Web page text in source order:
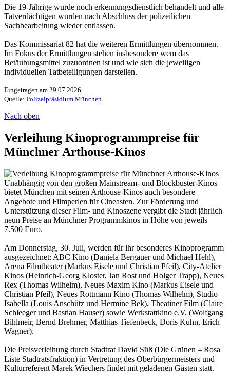
Die 19-Jährige wurde noch erkennungsdienstlich behandelt und alle
Tatverdächtigen wurden nach Abschluss der polizeilichen
Sachbearbeitung wieder entlassen.
Das Kommissariat 82 hat die weiteren Ermittlungen übernommen.
Im Fokus der Ermittlungen stehen insbesondere wem das
Betäubungsmittel zuzuordnen ist und wie sich die jeweiligen
individuellen Tatbeteiligungen darstellen.
Eingetragen am 29.07.2026
Quelle: Polizeipräsidium München
Nach oben
Verleihung Kinoprogrammpreise für
Münchner Arthouse-Kinos
Unabhängig von den großen Mainstream- und Blockbuster-Kinos
bietet München mit seinen Arthouse-Kinos auch besondere
Angebote und Filmperlen für Cineasten. Zur Förderung und
Unterstützung dieser Film- und Kinoszene vergibt die Stadt jährlich
neun Preise an Münchner Programmkinos in Höhe von jeweils
7.500 Euro.
Am Donnerstag, 30. Juli, werden für ihr besonderes Kinoprogramm
ausgezeichnet: ABC Kino (Daniela Bergauer und Michael Hehl),
Arena Filmtheater (Markus Eisele und Christian Pfeil), City-Atelier
Kinos (Heinrich-Georg Kloster, Jan Rost und Holger Trapp), Neues
Rex (Thomas Wilhelm), Neues Maxim Kino (Markus Eisele und
Christian Pfeil), Neues Rottmann Kino (Thomas Wilhelm), Studio
Isabella (Louis Anschütz und Hermine Bek), Theatiner Film (Claire
Schleeger und Bastian Hauser) sowie Werkstattkino e.V. (Wolfgang
Bihlmeir, Bernd Brehmer, Matthias Tiefenbeck, Doris Kuhn, Erich
Wagner).
Die Preisverleihung durch Stadtrat David Süß (Die Grünen – Rosa
Liste Stadtratsfraktion) in Vertretung des Oberbürgermeisters und
Kulturreferent Marek Wiechers findet mit geladenen Gästen statt.